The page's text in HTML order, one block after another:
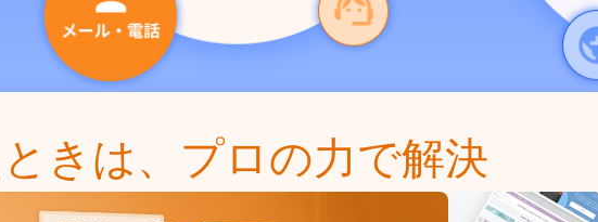
きは、プロの力で解決